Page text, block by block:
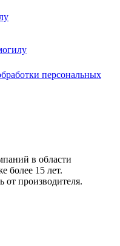
персональных
в области
более 15 лет.
от производителя.